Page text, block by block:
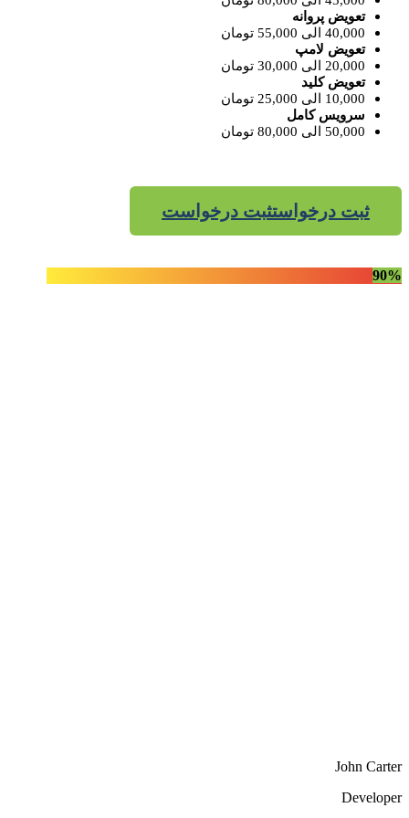
تعویض پروانه
40,000 الی 55,000 تومان
تعویض لامپ
20,000 الی 30,000 تومان
تعویض کلید
10,000 الی 25,000 تومان
سرویس کامل
50,000 الی 80,000 تومان
ثبت درخواستثبت درخواست
90%
John Carter
Developer